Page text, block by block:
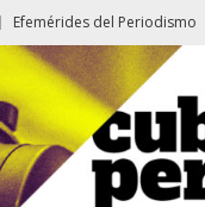
Efemérides del Periodismo